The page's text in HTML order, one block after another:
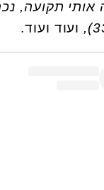
אותי תקועה,
ועוד ועוד.